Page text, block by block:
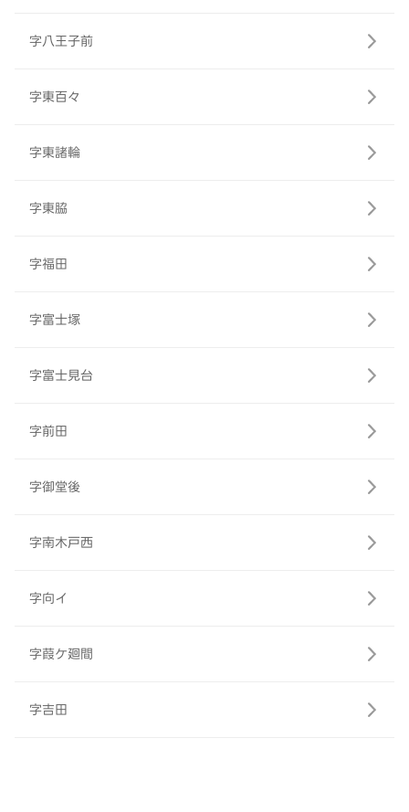
字八王子前
字東百々
字東諸輪
字東脇
字福田
字富士塚
字富士見台
字前田
字御堂後
字南木戸西
字向イ
字葭ケ廻間
字吉田